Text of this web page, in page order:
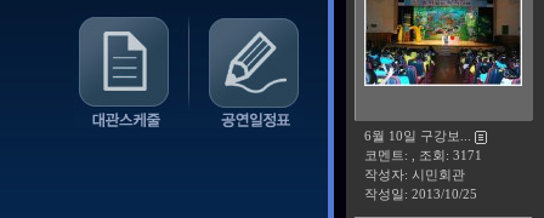
6월 10일 구강보...
코멘트: , 조회: 3171
작성자: 시민회관
작성일: 2013/10/25